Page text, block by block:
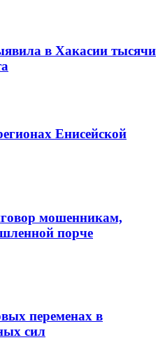
в Хакасии тысячи
Енисейской
мошенникам,
порче
переменах в
сил